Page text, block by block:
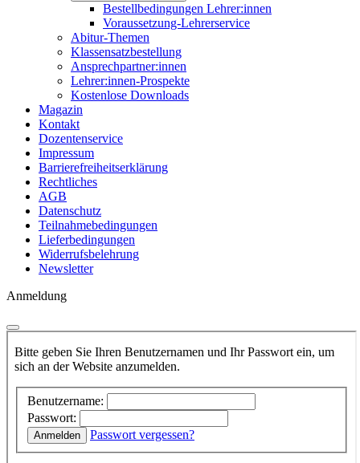
Bestellbedingungen Lehrer:innen
Voraussetzung-Lehrerservice
Abitur-Themen
Klassensatzbestellung
Ansprechpartner:innen
Lehrer:innen-Prospekte
Kostenlose Downloads
Magazin
Kontakt
Dozentenservice
Impressum
Barrierefreiheitserklärung
Rechtliches
AGB
Datenschutz
Teilnahmebedingungen
Lieferbedingungen
Widerrufsbelehrung
Newsletter
Anmeldung